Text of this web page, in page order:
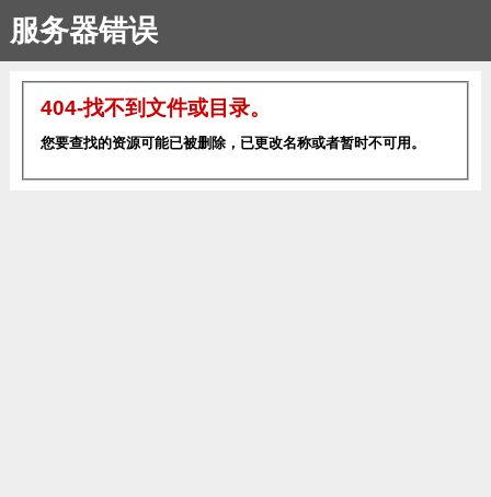
服务器错误
404-找不到文件或目录。
您要查找的资源可能已被删除，已更改名称或者暂时不可用。